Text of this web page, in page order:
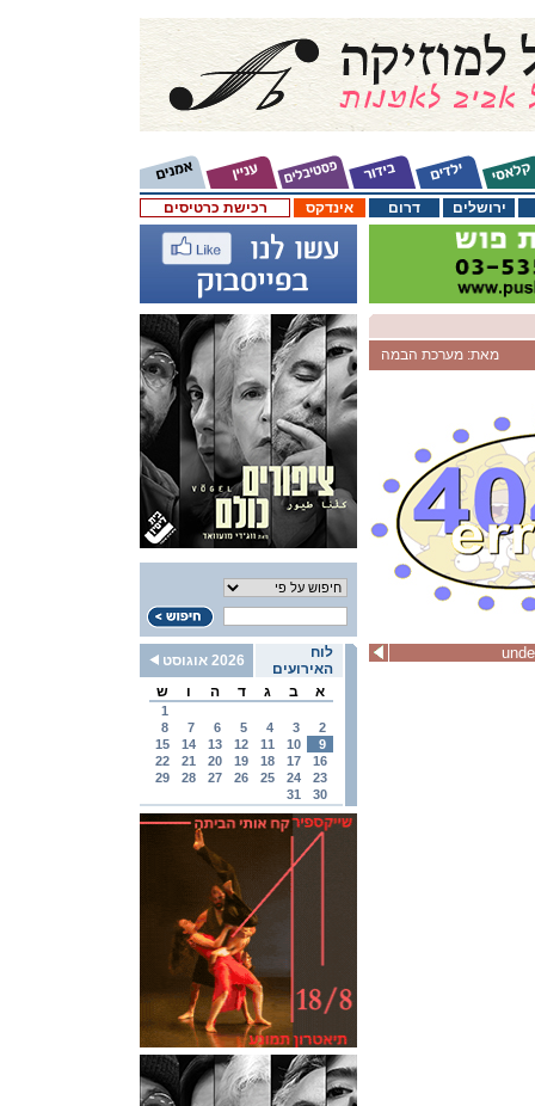
רכישת כרטיסים אינדקס דרום ירושלים
לוח
האירועים
2026 אוגוסט
א
ב ג ד ה ו ש
1
2
3
4
5
6
7
8
9
10
11
12
13
14
15
16
17
18
19
20
21
22
23
24
25
26
27
28
29
30
31
מאת: מערכת הבמה